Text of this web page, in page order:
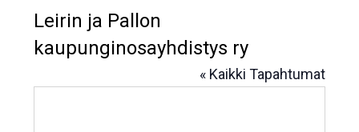
Leirin ja Pallon
kaupunginosayhdistys ry
« Kaikki Tapahtumat